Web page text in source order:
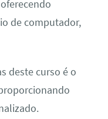
de computador,
deste curso é o